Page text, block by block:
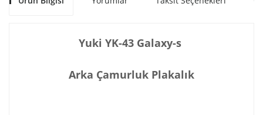
Yuki YK-43 Galaxy-s
Arka Çamurluk Plakalık